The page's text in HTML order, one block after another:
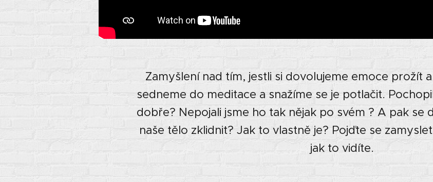
Zamyšlení nad tím, jestli si dovolujeme emoce prožít
sedneme do meditace a snažíme se je potlačit.
dobře? Nepojali jsme ho tak nějak po svém ? A pak se
naše tělo zklidnit? Jak to vlastně je? Pojďte se
jak to vidíte.